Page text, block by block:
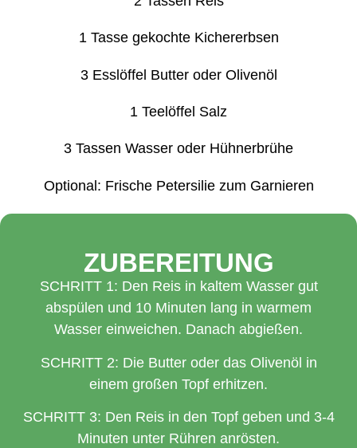
1 Tasse gekochte Kichererbsen
3 Esslöffel Butter oder Olivenöl
1 Teelöffel Salz
3 Tassen Wasser oder Hühnerbrühe
Optional: Frische Petersilie zum Garnieren
ZUBEREITUNG
SCHRITT 1: Den Reis in kaltem Wasser gut
abspülen und 10 Minuten lang in warmem
Wasser einweichen. Danach abgießen.
SCHRITT 2: Die Butter oder das Olivenöl in
einem großen Topf erhitzen.
SCHRITT 3: Den Reis in den Topf geben und 3-4
Minuten unter Rühren anrösten.